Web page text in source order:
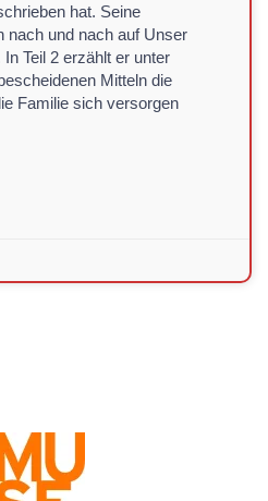
hat. Seine
nach und nach auf Unser
Teil 2 erzählt er unter
Mitteln die
Familie sich versorgen